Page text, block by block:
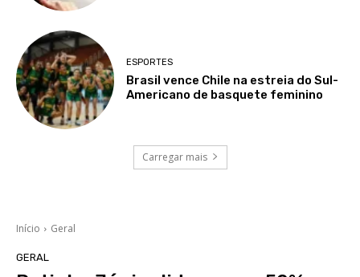
ESPORTES
Brasil vence Chile na estreia do Sul-
Americano de basquete feminino
Carregar mais